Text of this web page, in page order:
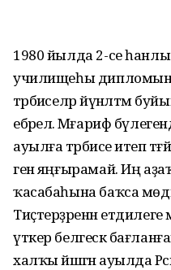
1980 йылда 2-се
училищеһы дипломын
тәрбиәселәр йүнәлтмә
ебәрелә. Мәғариф
ауылға тәрбиәсе итеп
генә яңғырамай. Иң
ҡасабаһына баҡса
Тиҫтерҙәренән
үткер белгескә
халҡы йәшәгән ауылда